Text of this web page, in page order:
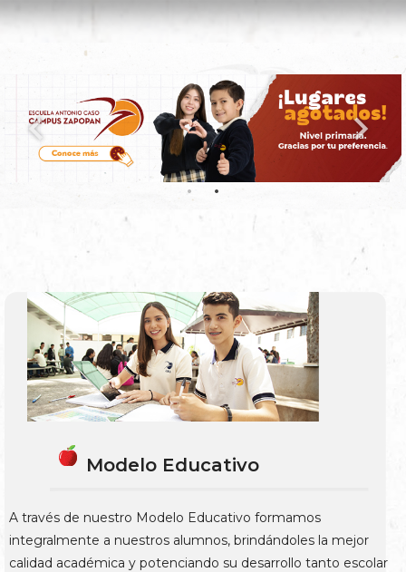
Modelo Educativo
A través de nuestro Modelo Educativo formamos
integralmente a nuestros alumnos, brindándoles la mejor
calidad académica y potenciando su desarrollo tanto escolar